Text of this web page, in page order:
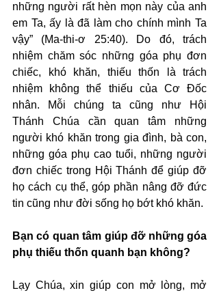
những người rất hèn mọn này của anh
em Ta, ấy là đã làm cho chính mình Ta
vậy” (Ma-thi-ơ 25:40). Do đó, trách
nhiệm chăm sóc những góa phụ đơn
chiếc, khó khăn, thiếu thốn là trách
nhiệm không thể thiếu của Cơ Đốc
nhân. Mỗi chúng ta cũng như Hội
Thánh Chúa cần quan tâm những
người khó khăn trong gia đình, bà con,
những góa phụ cao tuổi, những người
đơn chiếc trong Hội Thánh để giúp đỡ
họ cách cụ thể, góp phần nâng đỡ đức
tin cũng như đời sống họ bớt khó khăn.
Bạn có quan tâm giúp đỡ những góa
phụ thiếu thốn quanh bạn không?
Lạy Chúa, xin giúp con mở lòng, mở